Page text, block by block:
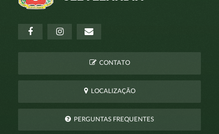
CONTATO
LOCALIZAÇÃO
PERGUNTAS FREQUENTES